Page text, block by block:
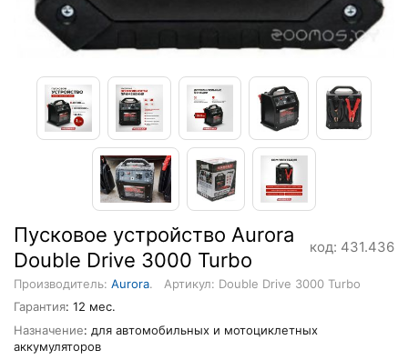
Пусковое устройство Aurora
Double Drive 3000 Turbo
код: 431.436
Производитель: Aurora.
Артикул: Double Drive 3000 Turbo
Гарантия: 12 мес.
Назначение: для автомобильных и мотоциклетных
аккумуляторов